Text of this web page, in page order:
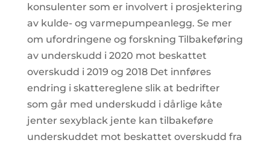
konsulenter som er involvert i prosjektering
av kulde- og varmepumpeanlegg. Se mer
om ufordringene og forskning Tilbakeføring
av underskudd i 2020 mot beskattet
overskudd i 2019 og 2018 Det innføres
endring i skattereglene slik at bedrifter
som går med underskudd i dårlige kåte
jenter sexyblack jente kan tilbakeføre
underskuddet mot beskattet overskudd fra